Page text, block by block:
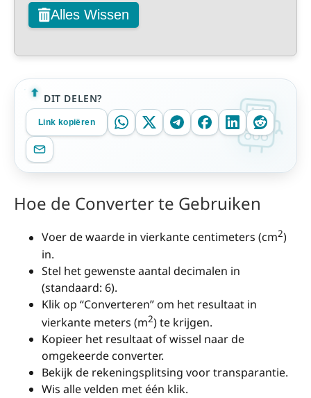
Alles Wissen
DIT DELEN?
Link kopiëren
Hoe de Converter te Gebruiken
Voer de waarde in vierkante centimeters (cm2)
in.
Stel het gewenste aantal decimalen in
(standaard: 6).
Klik op “Converteren” om het resultaat in
vierkante meters (m2) te krijgen.
Kopieer het resultaat of wissel naar de
omgekeerde converter.
Bekijk de rekeningsplitsing voor transparantie.
Wis alle velden met één klik.